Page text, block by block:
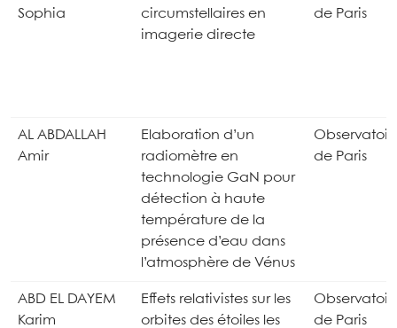
Sophia
circumstellaires en
imagerie directe
de Paris
AL ABDALLAH
Amir
Elaboration d’un
radiomètre en
technologie GaN pour
détection à haute
température de la
présence d’eau dans
l’atmosphère de Vénus
de Paris
ABD EL DAYEM
Karim
Effets relativistes sur les
orbites des étoiles les
de Paris